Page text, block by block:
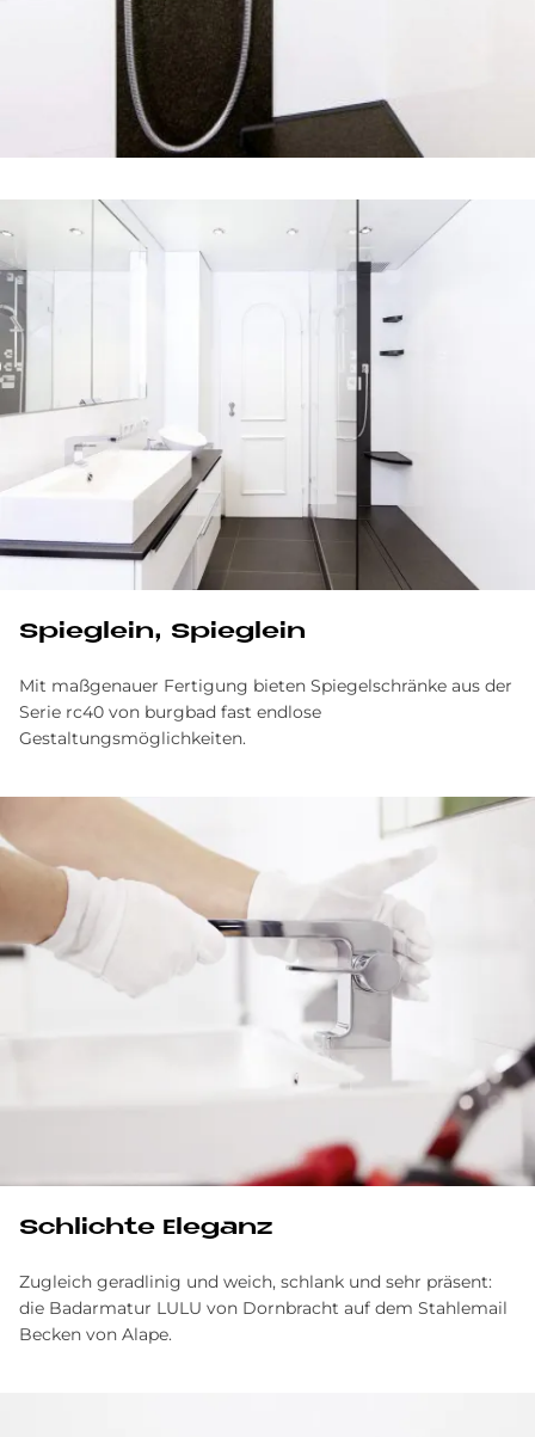
Spieglein, Spieglein
Mit maßgenauer Fertigung bieten Spiegelschränke aus der
Serie rc40 von burgbad fast endlose
Gestaltungsmöglichkeiten.
Schlichte Eleganz
Zugleich geradlinig und weich, schlank und sehr präsent:
die Badarmatur LULU von Dornbracht auf dem Stahlemail
Becken von Alape.